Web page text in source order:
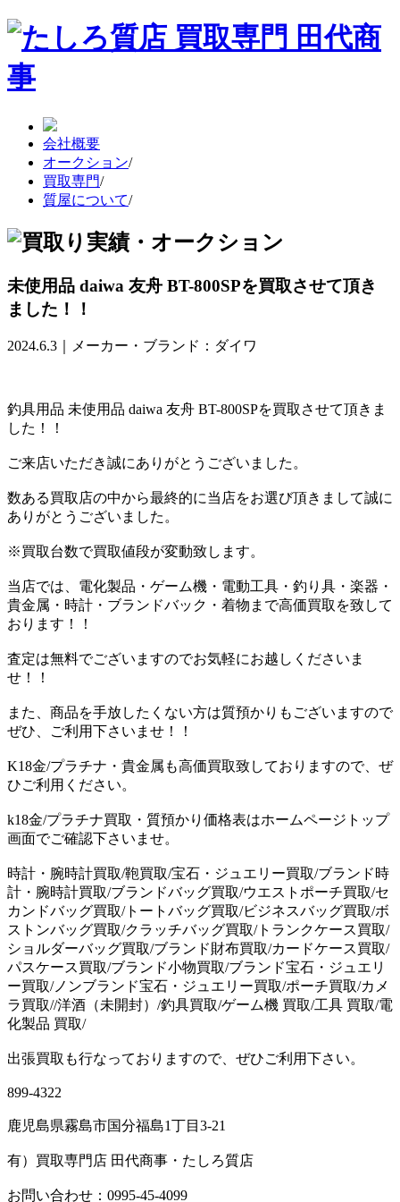
会社概要
オークション/
買取専門/
質屋について/
未使用品 daiwa 友舟 BT-800SPを買取させて頂き
ました！！
2024.6.3｜メーカー・ブランド：ダイワ
釣具用品 未使用品 daiwa 友舟 BT-800SPを買取させて頂きま
した！！
ご来店いただき誠にありがとうございました。
数ある買取店の中から最終的に当店をお選び頂きまして誠に
ありがとうございました。
※買取台数で買取値段が変動致します。
当店では、電化製品・ゲーム機・電動工具・釣り具・楽器・
貴金属・時計・ブランドバック・着物まで高価買取を致して
おります！！
査定は無料でございますのでお気軽にお越しくださいま
せ！！
また、商品を手放したくない方は質預かりもございますので
ぜひ、ご利用下さいませ！！
K18金/プラチナ・貴金属も高価買取致しておりますので、ぜ
ひご利用ください。
k18金/プラチナ買取・質預かり価格表はホームページトップ
画面でご確認下さいませ。
時計・腕時計買取/鞄買取/宝石・ジュエリー買取/ブランド時
計・腕時計買取/ブランドバッグ買取/ウエストポーチ買取/セ
カンドバッグ買取/トートバッグ買取/ビジネスバッグ買取/ボ
ストンバッグ買取/クラッチバッグ買取/トランクケース買取/
ショルダーバッグ買取/ブランド財布買取/カードケース買取/
パスケース買取/ブランド小物買取/ブランド宝石・ジュエリ
ー買取/ノンブランド宝石・ジュエリー買取/ポーチ買取/カメ
ラ買取//洋酒（未開封）/釣具買取/ゲーム機 買取/工具 買取/電
化製品 買取/
出張買取も行なっておりますので、ぜひご利用下さい。
899-4322
鹿児島県霧島市国分福島1丁目3-21
有）買取専門店 田代商事・たしろ質店
お問い合わせ：0995-45-4099